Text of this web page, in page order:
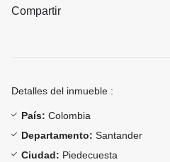
Compartir
Detalles del inmueble :
País: Colombia
Departamento: Santander
Ciudad: Piedecuesta